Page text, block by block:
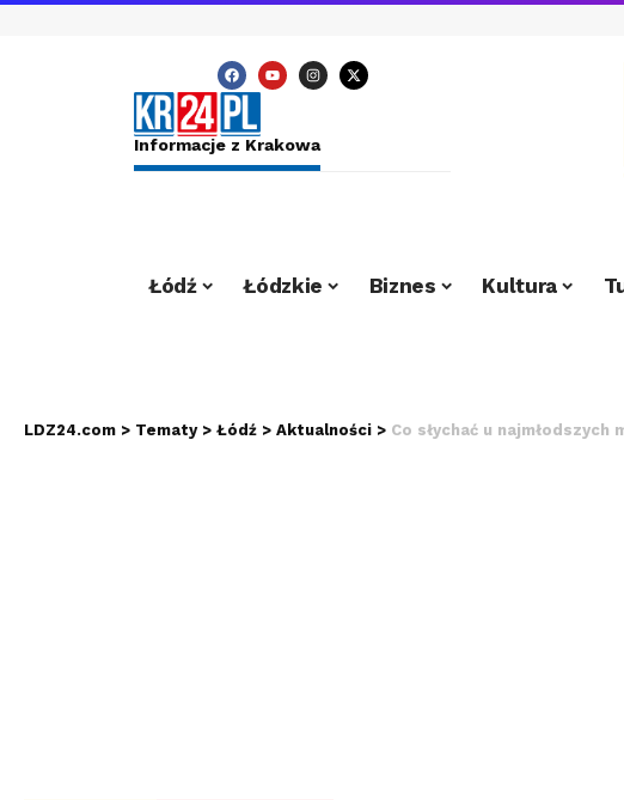
Informacje z Krakowa
Łódź Łódzkie Biznes Kultura
LDZ24.com > Tematy> Łódź > Aktualności > Co słychać u najmłodszych